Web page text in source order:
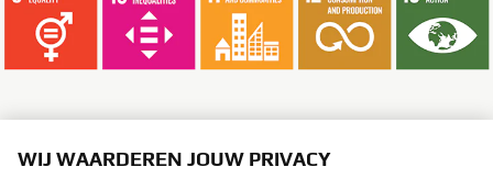
VERDER LEZEN